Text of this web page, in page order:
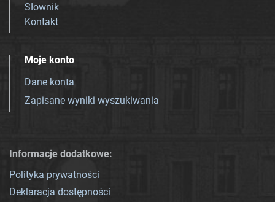
Słownik
Kontakt
Moje konto
Dane konta
Zapisane wyniki wyszukiwania
Informacje dodatkowe:
Polityka prywatności
Deklaracja dostępności